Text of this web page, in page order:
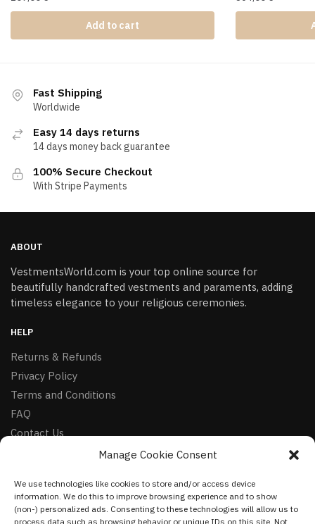
Manage Cookie Consent
We use technologies like cookies to store and/or access device
information. We do this to improve browsing experience and to show
(non-) personalized ads. Consenting to these technologies will allow us to
process data such as browsing behavior or unique IDs on this site. Not
Add to cart
Fast Shipping
Worldwide
Easy 14 days returns
14 days money back guarantee
100% Secure Checkout
With Stripe Payments
ABOUT
VestmentsWorld.com is your top online source for
beautifully handcrafted vestments and paraments, adding
timeless elegance to your religious ceremonies.
HELP
Returns & Refunds
Privacy Policy
Terms and Conditions
FAQ
Contact Us
Facebook
Instagram